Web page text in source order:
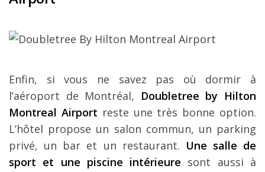
Enfin, si vous ne savez pas où dormir à
l’aéroport de Montréal, Doubletree by Hilton
Montreal Airport reste une très bonne option.
L’hôtel propose un salon commun, un parking
privé, un bar et un restaurant. Une salle de
sport et une piscine intérieure sont aussi à